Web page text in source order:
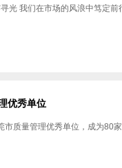
我们在市场的风浪中笃定
优秀单位
质量管理优秀单位，成为80